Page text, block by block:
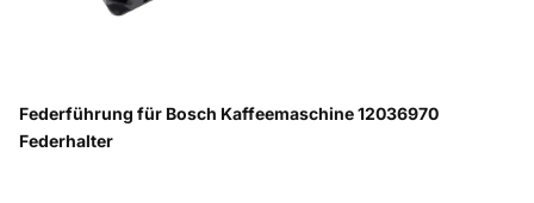
Federführung für Bosch Kaffeemaschine 12036970
Federhalter